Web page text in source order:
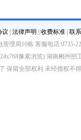
议 法律声明 收费标准 联
理局10栋 客服电话:0735-
像素浏览) 湖南郴州招
保留全部权利 未经授权